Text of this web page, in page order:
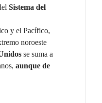
Sistema del
y el Pacífico,
noroeste
se suma a
aunque de